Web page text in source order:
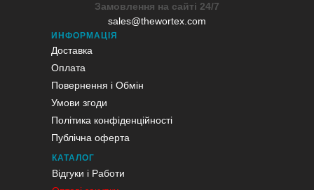
ИНФОРМАЦІЯ
Доставка
Оплата
Повернення і Обмін
Умови згоди
Політика конфіденційності
Публічна оферта
КАТАЛОГ
Відгуки і Работи
Замовлення на сайті 24/7
sales@thewortex.com